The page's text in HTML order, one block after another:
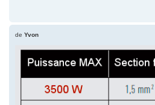
de Yvon